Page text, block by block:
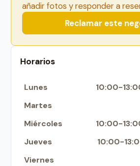
añadir fotos y responder a
Reclamar este
Horarios
Lunes
10:00-
Martes
Miércoles
10:00-
Jueves
10:00-
Viernes